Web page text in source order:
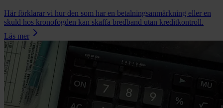
Här förklarar vi hur den som har en betalningsanmärkning eller en
skuld hos kronofogden kan skaffa bredband utan kreditkontroll.
Läs mer